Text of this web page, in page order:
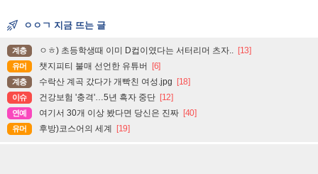
ㅇㅇㄱ 지금 뜨는 글
계층 ㅇㅎ) 초등학생때 이미 D컵이였다는 서터리머 츠자.. [13]
유머 챗지피티 불매 선언한 유튜버 [6]
계층 수락산 계곡 갔다가 개빡친 여성.jpg [18]
이슈 건강보험 '충격'…5년 흑자 중단 [12]
연예 여기서 30개 이상 봤다면 당신은 진짜 [40]
유머 후방)코스어의 세계 [19]